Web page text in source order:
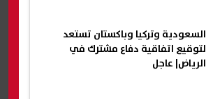
السعودية وتركيا وباكستان تستعد
لتوقيع اتفاقية دفاع مشترك في
الرياض| عاجل